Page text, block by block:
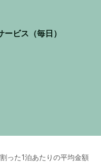
ービス（毎日）
った1泊あたりの平均金額